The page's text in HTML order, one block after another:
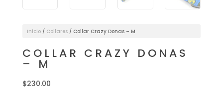
Inicio/ Collares/ Collar Crazy Donas – M
COLLAR CRAZY DONAS
– M
$230.00